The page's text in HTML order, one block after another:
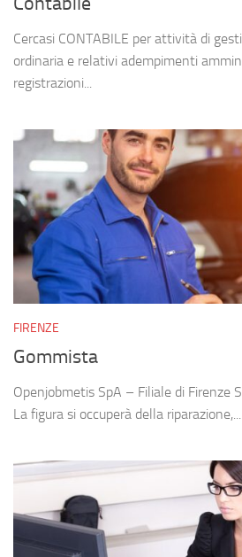
Cercasi CONTABILE per attività di
ordinaria e relativi adempimenti
registrazioni...
FIRENZE
Gommista
Openjobmetis SpA – Filiale di Firenze
La figura si occuperà della riparazione,...